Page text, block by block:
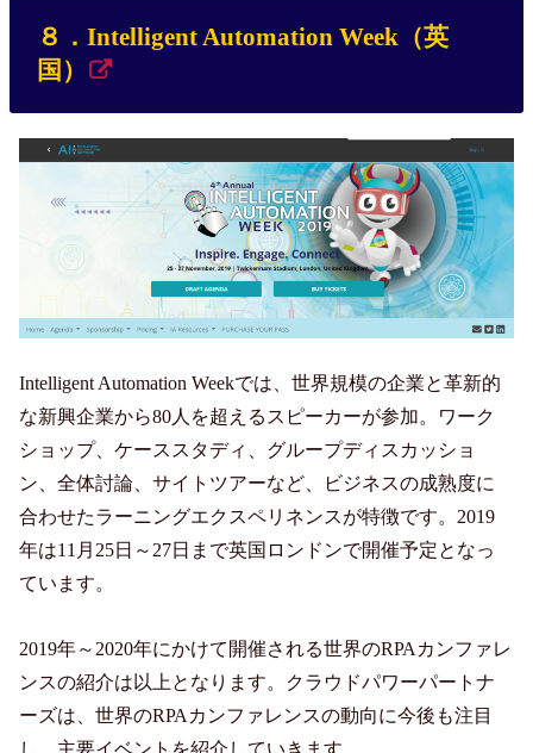
８．Intelligent Automation Week（英
国）
Intelligent Automation Weekでは、世界規模の企業と革新的
な新興企業から80人を超えるスピーカーが参加。ワーク
ショップ、ケーススタディ、グループディスカッショ
ン、全体討論、サイトツアーなど、ビジネスの成熟度に
合わせたラーニングエクスペリネンスが特徴です。2019
年は11月25日～27日まで英国ロンドンで開催予定となっ
ています。
2019年～2020年にかけて開催される世界のRPAカンファレ
ンスの紹介は以上となります。クラウドパワーパートナ
ーズは、世界のRPAカンファレンスの動向に今後も注目